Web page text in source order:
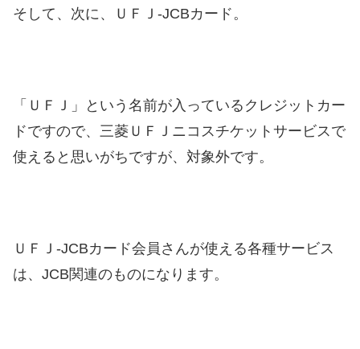
そして、次に、ＵＦＪ-JCBカード。
「ＵＦＪ」という名前が入っているクレジットカー
ドですので、三菱ＵＦＪニコスチケットサービスで
使えると思いがちですが、対象外です。
ＵＦＪ-JCBカード会員さんが使える各種サービス
は、JCB関連のものになります。